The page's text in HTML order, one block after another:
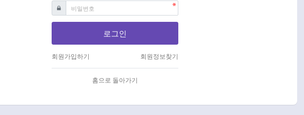
비밀번호 필수
로그인
회원가입하기 회원정보찾기
홈으로 돌아가기